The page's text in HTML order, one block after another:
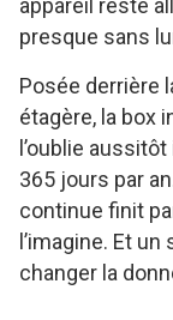
appareil reste
presque sans
Posée derrière
étagère, la box
l’oublie
365 jours par
continue finit
l’imagine. Et
changer la